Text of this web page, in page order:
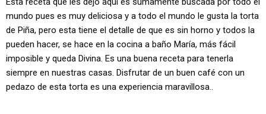
mundo pues es muy deliciosa y a todo el mundo le gusta la torta
de Piña, pero esta tiene el detalle de que es sin horno y todos la
pueden hacer, se hace en la cocina a baño María, más fácil
imposible y queda Divina. Es una buena receta para tenerla
siempre en nuestras casas. Disfrutar de un buen café con un
pedazo de esta torta es una experiencia maravillosa..